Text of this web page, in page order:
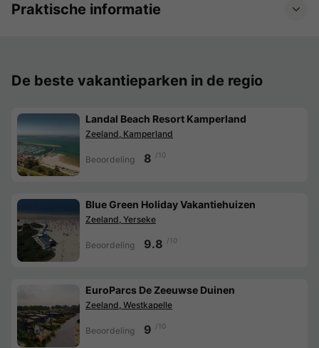
Praktische informatie
De beste vakantieparken in de regio
Landal Beach Resort Kamperland
Zeeland, Kamperland
Beoordeling 8 /10
Blue Green Holiday Vakantiehuizen
Zeeland, Yerseke
Beoordeling 9.8 /10
EuroParcs De Zeeuwse Duinen
Zeeland, Westkapelle
Beoordeling 9 /10